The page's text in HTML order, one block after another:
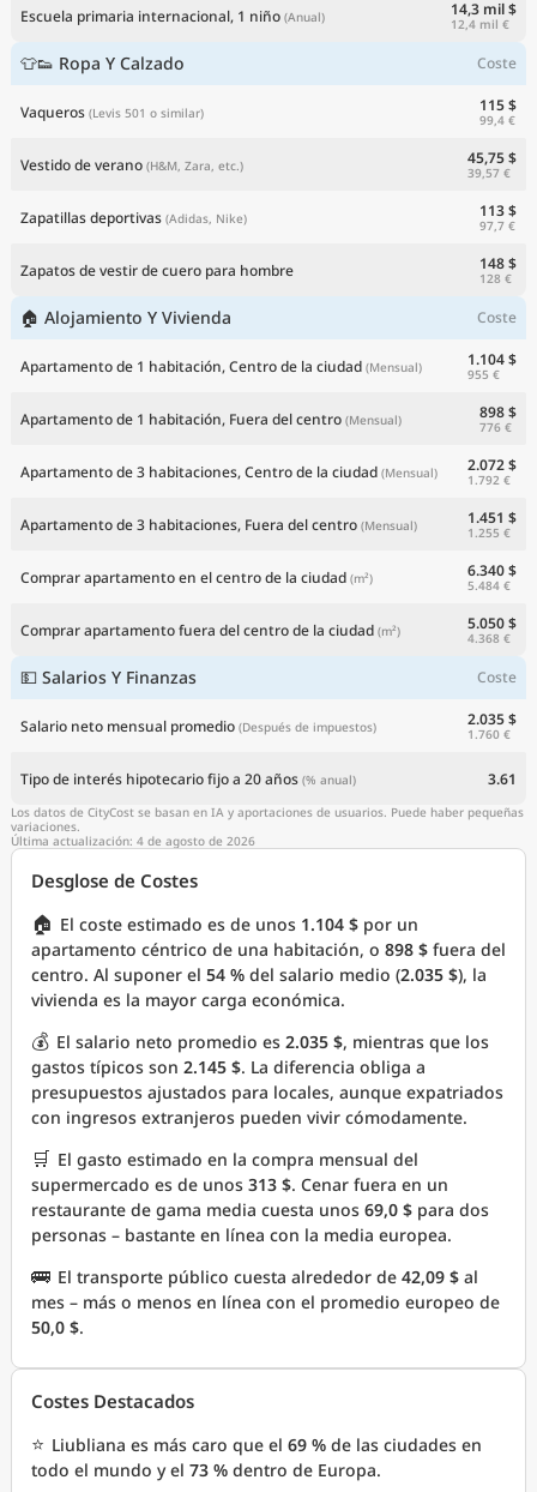
Escuela primaria internacional, 1 niño (Anual) 14,3 mil $
12,4 mil €
👕👟 Ropa Y Calzado Coste
Vaqueros (Levis 501 o similar) 115 $
99,4 €
Vestido de verano (H&M, Zara, etc.) 45,75 $
39,57 €
Zapatillas deportivas (Adidas, Nike) 113 $
97,7 €
Zapatos de vestir de cuero para hombre 148 $
128 €
🏠 Alojamiento Y Vivienda Coste
Apartamento de 1 habitación, Centro de la ciudad (Mensual) 1.104 $
955 €
Apartamento de 1 habitación, Fuera del centro (Mensual) 898 $
776 €
Apartamento de 3 habitaciones, Centro de la ciudad (Mensual) 2.072 $
1.792 €
Apartamento de 3 habitaciones, Fuera del centro (Mensual) 1.451 $
1.255 €
Comprar apartamento en el centro de la ciudad (m²) 6.340 $
5.484 €
Comprar apartamento fuera del centro de la ciudad (m²) 5.050 $
4.368 €
💵 Salarios Y Finanzas Coste
Salario neto mensual promedio (Después de impuestos) 2.035 $
1.760 €
Tipo de interés hipotecario fijo a 20 años (% anual) 3.61
Los datos de CityCost se basan en IA y aportaciones de usuarios. Puede haber pequeñas
variaciones.
Última actualización: 4 de agosto de 2026
Desglose de Costes
🏠 El coste estimado es de unos 1.104 $ por un
apartamento céntrico de una habitación, o 898 $ fuera del
centro. Al suponer el 54 % del salario medio (2.035 $), la
vivienda es la mayor carga económica.
💰 El salario neto promedio es 2.035 $, mientras que los
gastos típicos son 2.145 $. La diferencia obliga a
presupuestos ajustados para locales, aunque expatriados
con ingresos extranjeros pueden vivir cómodamente.
🛒 El gasto estimado en la compra mensual del
supermercado es de unos 313 $. Cenar fuera en un
restaurante de gama media cuesta unos 69,0 $ para dos
personas – bastante en línea con la media europea.
🚌 El transporte público cuesta alrededor de 42,09 $ al
mes – más o menos en línea con el promedio europeo de
50,0 $.
Costes Destacados
⭐ Liubliana es más caro que el 69 % de las ciudades en
todo el mundo y el 73 % dentro de Europa.